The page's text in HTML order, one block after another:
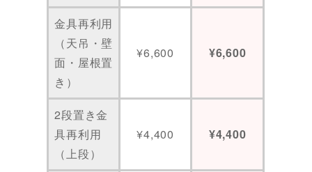
金具再利用
（天吊・壁
面・屋根置
き）
¥6,600 ¥6,600
2段置き金
具再利用
（上段）
¥4,400 ¥4,400